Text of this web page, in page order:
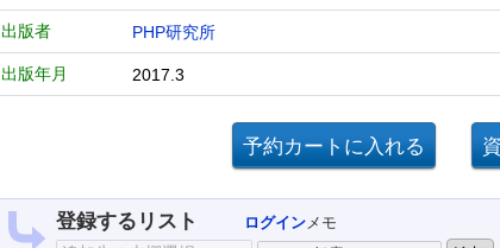
出版者 PHP研究所
出版年月 2017.3
登録するリスト ログインメモ